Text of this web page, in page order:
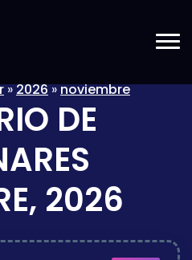
»2026»noviembre
DE
2026